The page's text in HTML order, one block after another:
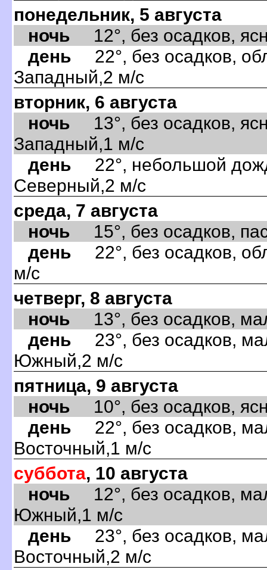
понедельник, 5 августа
ночь 12°, без осадков,
день 22°, без осадков,
Западный,2 м/с
вторник, 6 августа
ночь 13°, без осадков,
Западный,1 м/с
день 22°, небольшой
Северный,2 м/с
среда, 7 августа
ночь 15°, без осадков,
день 22°, без осадков,
м/с
четверг, 8 августа
ночь 13°, без осадков,
день 23°, без осадков,
Южный,2 м/с
пятница, 9 августа
ночь 10°, без осадков,
день 22°, без осадков,
Восточный,1 м/с
суббота, 10 августа
ночь 12°, без осадков,
Южный,1 м/с
день 23°, без осадков,
Восточный,2 м/с